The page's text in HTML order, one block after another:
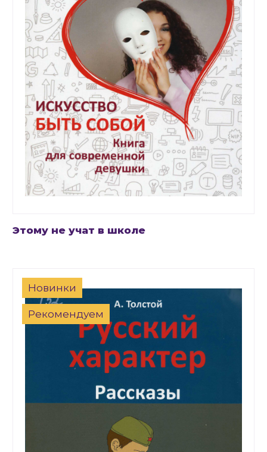
Этому не учат в школе
Новинки
Рекомендуем